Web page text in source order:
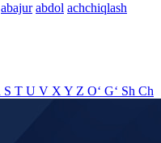
abajur abdol achchiqlash
S T U V X Y Z O‘ G‘ Sh Ch